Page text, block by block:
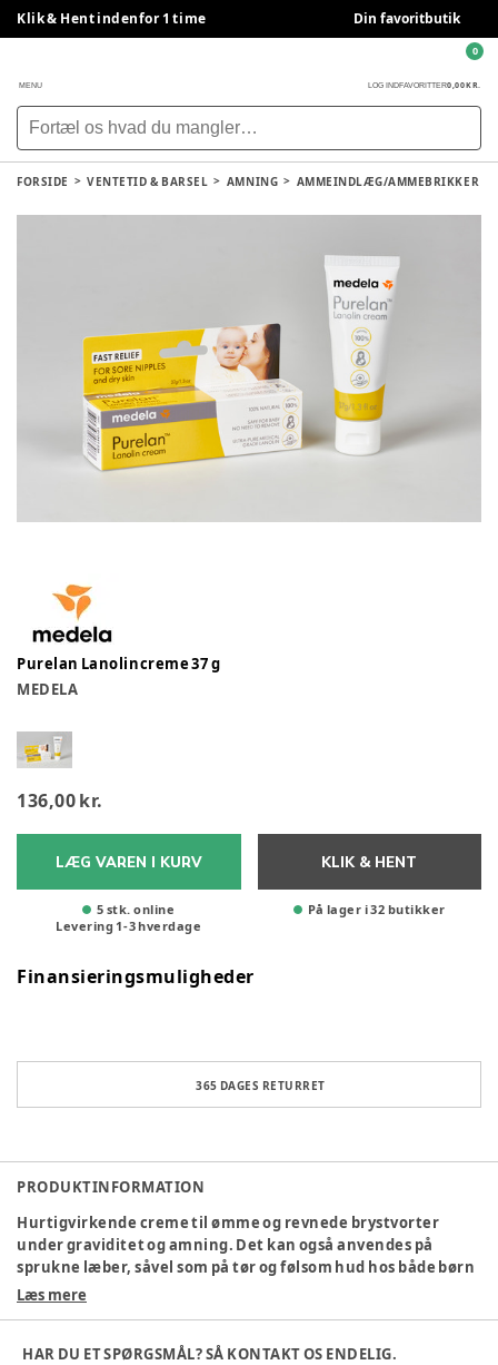
Klik & Hent indenfor 1 time Din favoritbutik
MENU LOG INDFAVORITTER0,00 KR.
0
FORSIDE VENTETID & BARSEL AMNING AMMEINDLÆG/AMMEBRIKKER
Purelan Lanolincreme 37 g
MEDELA
136,00 kr.
LÆG VAREN I KURV
5 stk. online
Levering 1-3hverdage
KLIK & HENT
På lager i 32 butikker
Finansieringsmuligheder
365 DAGES RETURRET
PRODUKTINFORMATION
Hurtigvirkende creme til ømme og revnede brystvorter
under graviditet og amning. Det kan også anvendes på
sprukne læber, såvel som på tør og følsom hud hos både børn
og voksne.
Hypoallergen lanolin creme, der hjælper med at genoprette
hudens balance ved, at styrke hudens naturlige beskyttelse.
Læs mere
HAR DU ET SPØRGSMÅL? SÅ KONTAKT OS ENDELIG.